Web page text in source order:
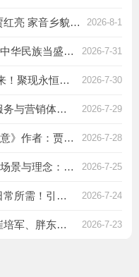
2026-8-1
福鑫祥贝儿 起创者
2026-7-31
音乡貌 福鑫祥贝儿 起创者
2026-7-30
家音乡貌 福鑫祥贝儿 起创者
2026-7-29
乡貌 福鑫祥贝儿 起创者
2026-7-28
貌 福鑫祥贝儿 起创者
2026-7-25
：贾红亮 家音乡貌 福鑫祥贝儿 起创者
2026-7-24
音乡貌 福鑫祥贝儿 起创者
2026-7-23
察｜亮记在线｜亮点推荐